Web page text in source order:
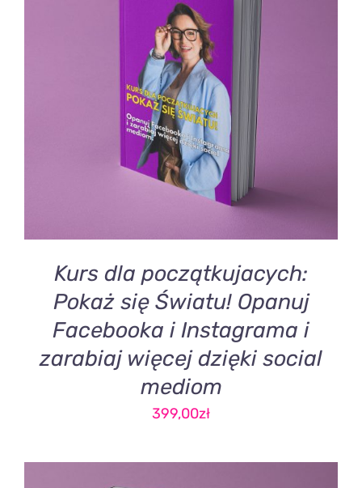
DODAJ DO KOSZYKA
Kurs dla początkujacych:
Pokaż się Światu! Opanuj
Facebooka i Instagrama i
zarabiaj więcej dzięki social
mediom
399,00zł